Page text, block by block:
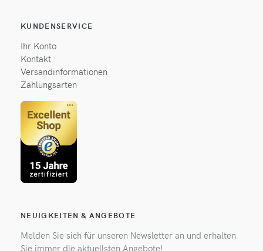
KUNDENSERVICE
Ihr Konto
Kontakt
Versandinformationen
Zahlungsarten
NEUIGKEITEN & ANGEBOTE
Melden Sie sich für unseren Newsletter an und erhalten
Sie immer die aktuellsten Angebote!